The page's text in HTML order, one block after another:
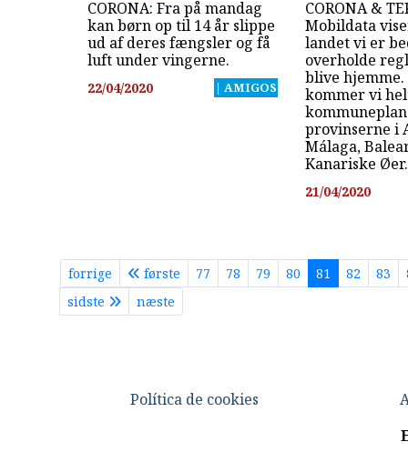
CORONA: Fra på mandag
kan børn op til 14 år slippe
ud af deres fængsler og få
luft under vingerne.
22/04/2020 | AMIGOS
CORONA &
Mobildata
landet vi er
overholde
blive hjemme.
kommer vi
provinserne i
Málaga,
Kanariske Øer.
21/04/2020
forrige første 77 78 79 80 81 82 83
sidste
næste
Política de cookies